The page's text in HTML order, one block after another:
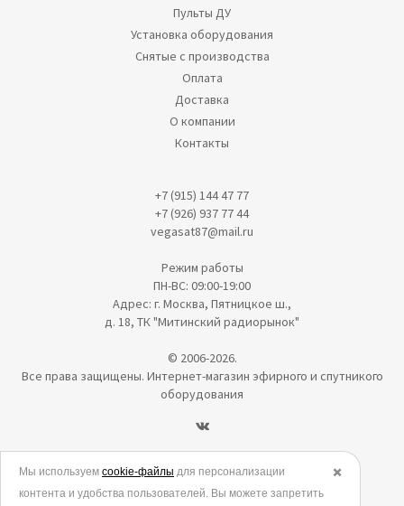
Пульты ДУ
Установка оборудования
Снятые с производства
Оплата
Доставка
О компании
Контакты
+7 (915) 144 47 77
+7 (926) 937 77 44
vegasat87@mail.ru
Режим работы
ПН-ВС: 09:00-19:00
Адрес: г. Москва, Пятницкое ш.,
д. 18, ТК "Митинский радиорынок"
© 2006-2026.
Все права защищены. Интернет-магазин эфирного и спутникого
оборудования
Политика в отношении обработки персональных данных
Согласие на обработку персональных данных
✖️
Мы используем cookie-файлы для персонализации
контента и удобства пользователей. Вы можете запретить